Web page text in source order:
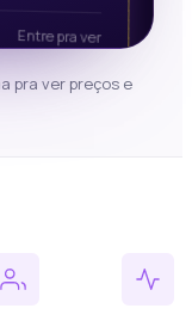
Entre pra ver
pra ver preços e